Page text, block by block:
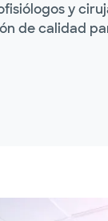
y
de calidad